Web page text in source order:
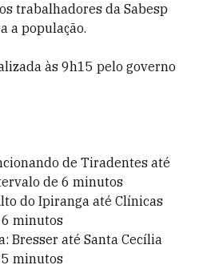
trabalhadores da Sabesp
a população.
às 9h15 pelo governo
de Tiradentes até
de 6 minutos
do Ipiranga até Clínicas
minutos
Bresser até Santa Cecília
minutos